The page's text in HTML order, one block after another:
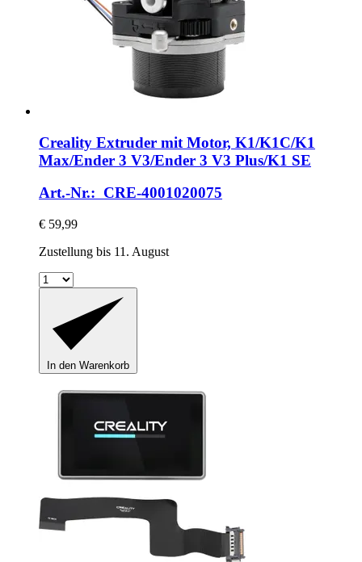
Creality Extruder mit Motor, K1/K1C/K1
Max/Ender 3 V3/Ender 3 V3 Plus/K1 SE
Art.-Nr.: CRE-4001020075
€ 59,99
Zustellung bis 11. August
In den Warenkorb